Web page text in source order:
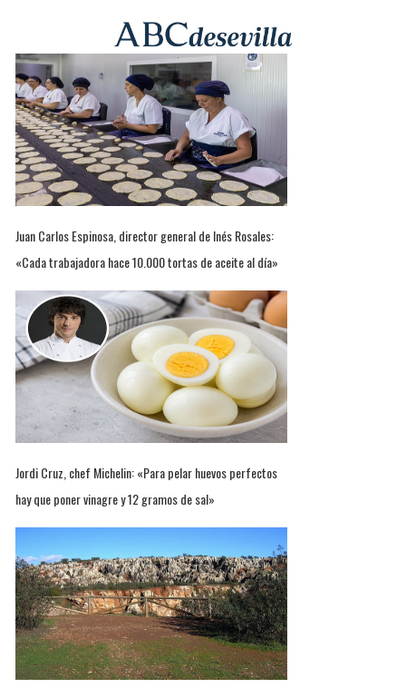
Juan Carlos Espinosa, director general de Inés Rosales:
«Cada trabajadora hace 10.000 tortas de aceite al día»
Jordi Cruz, chef Michelin: «Para pelar huevos perfectos
hay que poner vinagre y 12 gramos de sal»